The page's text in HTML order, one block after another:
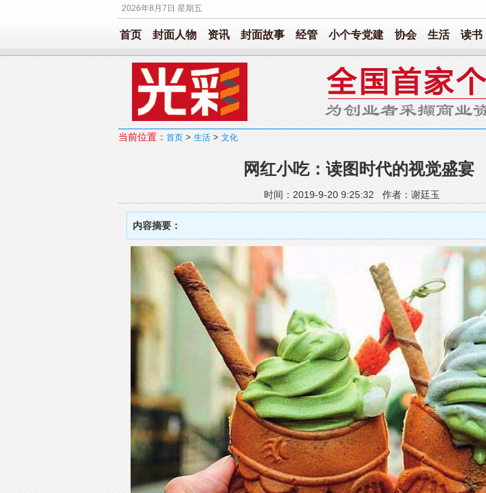
2026年8月7日 星期五
首页 封面人物 资讯 封面故事 经管 小个专党建 协会 生活 读书
当前位置： 首页 > 生活 > 文化
网红小吃：读图时代的视觉盛宴
时间：2019-9-20 9:25:32 作者：谢廷玉
内容摘要：